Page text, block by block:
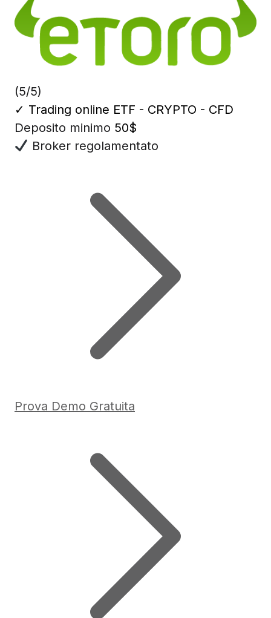
(5/5)
✓ Trading online ETF - CRYPTO - CFD
Deposito minimo 50$
Broker regolamentato
Prova Demo Gratuita